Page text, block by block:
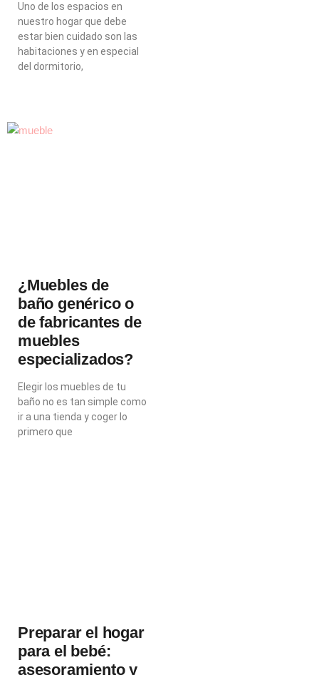
Uno de los espacios en
nuestro hogar que debe
estar bien cuidado son las
habitaciones y en especial
del dormitorio,
¿Muebles de
baño genérico o
de fabricantes de
muebles
especializados?
Elegir los muebles de tu
baño no es tan simple como
ir a una tienda y coger lo
primero que
Preparar el hogar
para el bebé:
asesoramiento y